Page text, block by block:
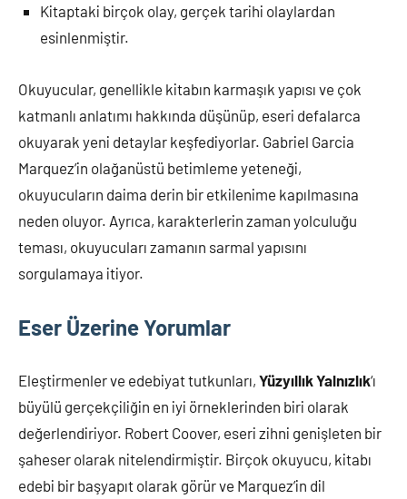
Kitaptaki birçok olay, gerçek tarihi olaylardan
esinlenmiştir.
Okuyucular, genellikle kitabın karmaşık yapısı ve çok
katmanlı anlatımı hakkında düşünüp, eseri defalarca
okuyarak yeni detaylar keşfediyorlar. Gabriel Garcia
Marquez’in olağanüstü betimleme yeteneği,
okuyucuların daima derin bir etkilenime kapılmasına
neden oluyor. Ayrıca, karakterlerin zaman yolculuğu
teması, okuyucuları zamanın sarmal yapısını
sorgulamaya itiyor.
Eser Üzerine Yorumlar
Eleştirmenler ve edebiyat tutkunları, Yüzyıllık Yalnızlık‘ı
büyülü gerçekçiliğin en iyi örneklerinden biri olarak
değerlendiriyor. Robert Coover, eseri zihni genişleten bir
şaheser olarak nitelendirmiştir. Birçok okuyucu, kitabı
edebi bir başyapıt olarak görür ve Marquez’in dil